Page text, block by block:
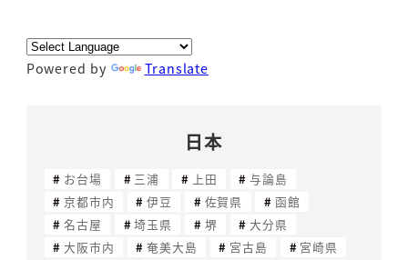
Powered by Translate
日本
お台場 三浦 上田
与論島
京都市内
伊豆 佐賀県
函館
名古屋
埼玉県 堺
大分県
大阪市内
奄美大島 宮古島
宮崎県